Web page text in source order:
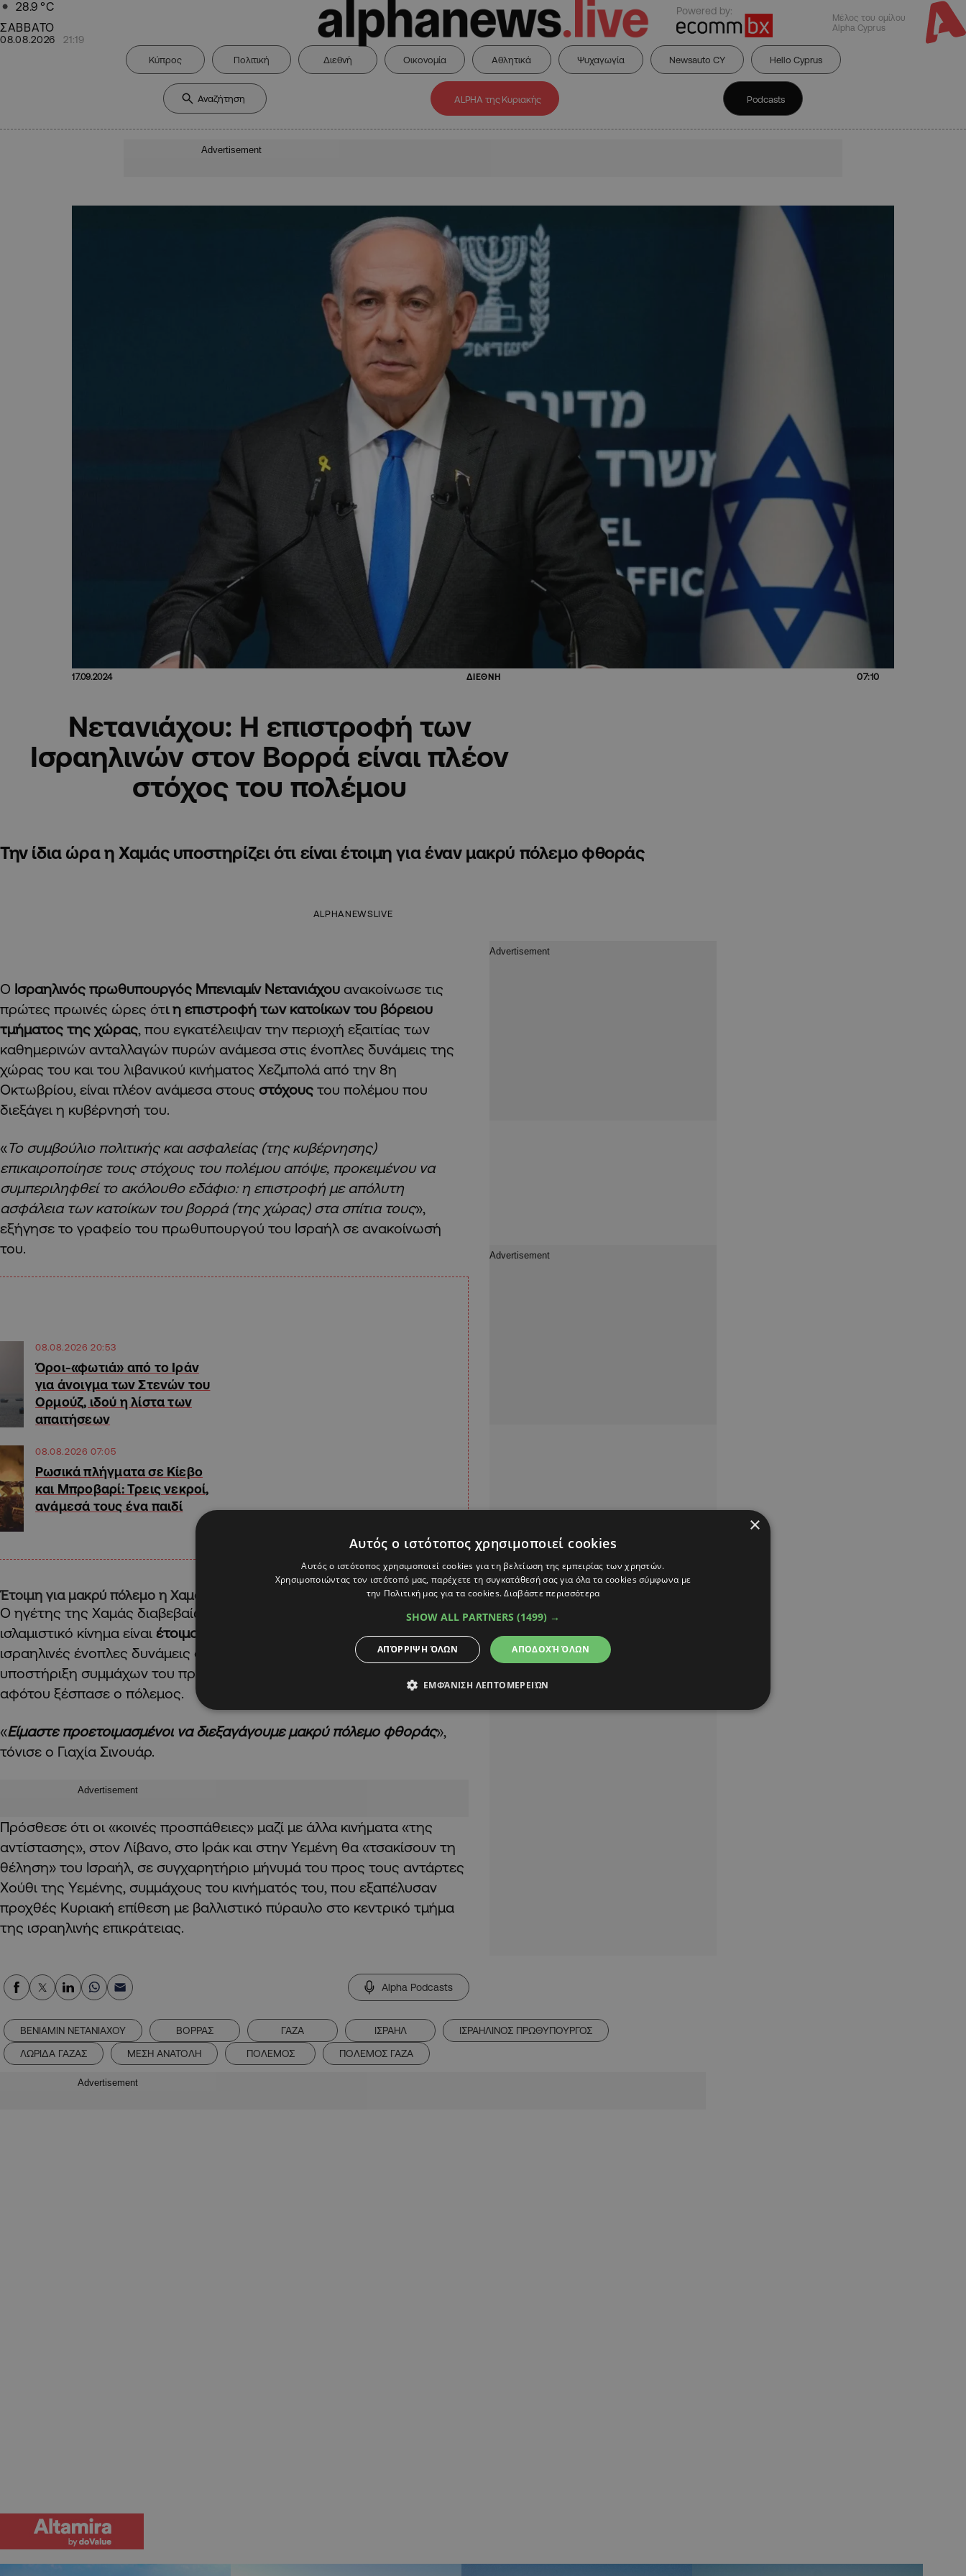
28.9 °C
ΣΑΒΒΑΤΟ
08.08.2026 21:19
Powered by:
Μέλος του ομίλου
Alpha Cyprus
Κύπρος Πολιτική Διεθνή Οικονομία Αθλητικά Ψυχαγωγία Newsauto CY Hello Cyprus
ALPHA της Κυριακής Podcasts
Advertisement
17.09.2024 ΔΙΕΘΝΗ 07:10
Νετανιάχου: Η επιστροφή των
Ισραηλινών στον Βορρά είναι πλέον
στόχος του πολέμου
Την ίδια ώρα η Χαμάς υποστηρίζει ότι είναι έτοιμη για έναν μακρύ πόλεμο φθοράς
ALPHANEWSLIVE
Ο Ισραηλινός πρωθυπουργός Μπενιαμίν Νετανιάχου ανακοίνωσε τις
πρώτες πρωινές ώρες ότι η επιστροφή των κατοίκων του βόρειου
τμήματος της χώρας, που εγκατέλειψαν την περιοχή εξαιτίας των
καθημερινών ανταλλαγών πυρών ανάμεσα στις ένοπλες δυνάμεις της
χώρας του και του λιβανικού κινήματος Χεζμπολά από την 8η
Οκτωβρίου, είναι πλέον ανάμεσα στους στόχους του πολέμου που
διεξάγει η κυβέρνησή του.
«Το συμβούλιο πολιτικής και ασφαλείας (της κυβέρνησης)
επικαιροποίησε τους στόχους του πολέμου απόψε, προκειμένου να
συμπεριληφθεί το ακόλουθο εδάφιο: η επιστροφή με απόλυτη
ασφάλεια των κατοίκων του βορρά (της χώρας) στα σπίτια τους»,
εξήγησε το γραφείο του πρωθυπουργού του Ισραήλ σε ανακοίνωσή
του.
08.08.2026 20:53
Όροι-«φωτιά» από το Ιράν
για άνοιγμα των Στενών του
Ορμούζ, ιδού η λίστα των
απαιτήσεων
08.08.2026 07:05
Ρωσικά πλήγματα σε Κίεβο
και Μπροβαρί: Τρεις νεκροί,
ανάμεσά τους ένα παιδί
Έτοιμη για μακρύ πόλεμο η Χαμάς
Ο ηγέτης της Χαμάς διαβεβαίωσε χθες Δευτέρα ότι το παλαιστινιακό
ισλαμιστικό κίνημα είναι έτοιμο για εχθροπραξίες διαρκείαςμε τις
ισραηλινές ένοπλες δυνάμεις στη
, με την
υποστήριξη συμμάχων του προσκείμενων στο Ιράν, σχεδόν έναν χρόνο
αφότου ξέσπασε ο πόλεμος.
«Είμαστε προετοιμασμένοι να διεξαγάγουμε μακρύ πόλεμο φθοράς»,
τόνισε ο Γιαχία Σινουάρ.
Advertisement
Πρόσθεσε ότι οι «κοινές προσπάθειες» μαζί με άλλα κινήματα «της
αντίστασης», στον Λίβανο, στο Ιράκ και στην Υεμένη θα «τσακίσουν τη
θέληση» του Ισραήλ, σε συγχαρητήριο μήνυμά του προς τους αντάρτες
Χούθι της Υεμένης, συμμάχους του κινήματός του, που εξαπέλυσαν
προχθές Κυριακή επίθεση με βαλλιστικό πύραυλο στο κεντρικό τμήμα
της ισραηλινής επικράτειας.
Alpha Podcasts
ΒΕΝΙΑΜΙΝ ΝΕΤΑΝΙΑΧΟΥ ΒΟΡΡΑΣ ΓΑΖΑ ΙΣΡΑΗΛ
ΙΣΡΑΗΛΙΝΟΣ ΠΡΩΘΥΠΟΥΡΓΟΣ
ΛΩΡΙΔΑ ΓΑΖΑΣ
ΜΕΣΗ ΑΝΑΤΟΛΗ ΠΟΛΕΜΟΣ ΠΟΛΕΜΟΣ ΓΑΖΑ
Advertisement
×
Αυτός ο ιστότοπος χρησιμοποιεί cookies
Αυτός ο ιστότοπος χρησιμοποιεί cookies για τη βελτίωση της εμπειρίας των χρηστών.
Χρησιμοποιώντας τον ιστότοπό μας, παρέχετε τη συγκατάθεσή σας για όλα τα cookies σύμφωνα με
την Πολιτική μας για τα cookies.Διαβάστε περισσότερα
SHOW ALL PARTNERS (1499) →
ΑΠΟΔΟΧΉ ΌΛΩΝ
ΑΠΌΡΡΙΨΗ ΌΛΩΝ
ΕΜΦΆΝΙΣΗ ΛΕΠΤΟΜΕΡΕΙΏΝ